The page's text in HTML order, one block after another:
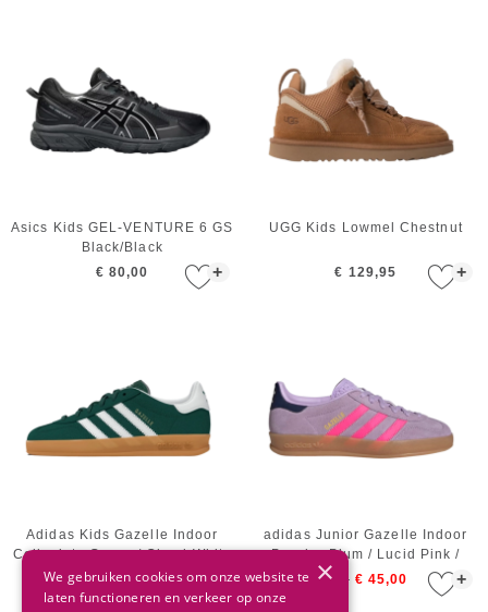
+
Asics Kids GEL-VENTURE 6 GS
Black/Black
€ 80,00
+
UGG Kids Lowmel Chestnut
€ 129,95
+
Adidas Kids Gazelle Indoor
Collegiate Green / Cloud White
/ Gum 2
€ 70,00 € 35,00 +
adidas Junior Gazelle Indoor
Powder Plum / Lucid Pink /
Gum
€ 90,00 € 45,00
×
We gebruiken cookies om onze website te
laten functioneren en verkeer op onze